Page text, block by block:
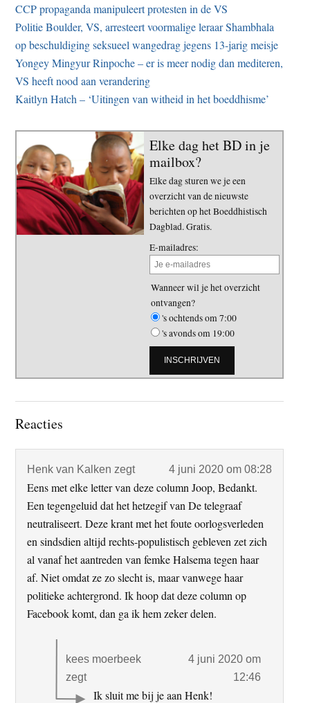
CCP propaganda manipuleert protesten in de VS
Politie Boulder, VS, arresteert voormalige leraar Shambhala
op beschuldiging seksueel wangedrag jegens 13-jarig meisje
Yongey Mingyur Rinpoche – er is meer nodig dan mediteren,
VS heeft nood aan verandering
Kaitlyn Hatch – ‘Uitingen van witheid in het boeddhisme’
Elke dag het BD in je
mailbox?
Elke dag sturen we je een
overzicht van de nieuwste
berichten op het Boeddhistisch
Dagblad. Gratis.
E-mailadres:
Wanneer wil je het overzicht
ontvangen?
's ochtends om 7:00
's avonds om 19:00
Lees
Reacties
Henk van Kalken zegt 4 juni 2020 om 08:28
Eens met elke letter van deze column Joop, Bedankt.
Een tegengeluid dat het hetzegif van De telegraaf
neutraliseert. Deze krant met het foute oorlogsverleden
en sindsdien altijd rechts-populistisch gebleven zet zich
al vanaf het aantreden van femke Halsema tegen haar
af. Niet omdat ze zo slecht is, maar vanwege haar
politieke achtergrond. Ik hoop dat deze column op
Facebook komt, dan ga ik hem zeker delen.
kees moerbeek
zegt
4 juni 2020 om
12:46
Ik sluit me bij je aan Henk!